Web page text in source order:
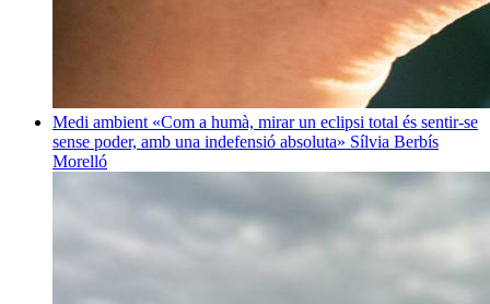
Medi ambient «Com a humà, mirar un eclipsi total és sentir-se
sense poder, amb una indefensió absoluta» Sílvia Berbís
Morelló